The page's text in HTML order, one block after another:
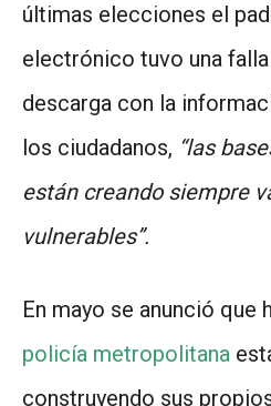
últimas elecciones el
electrónico tuvo una
descarga con la
los ciudadanos, “las
están creando siempre
vulnerables”.
En mayo se anunció que
policía metropolitana
construyendo sus